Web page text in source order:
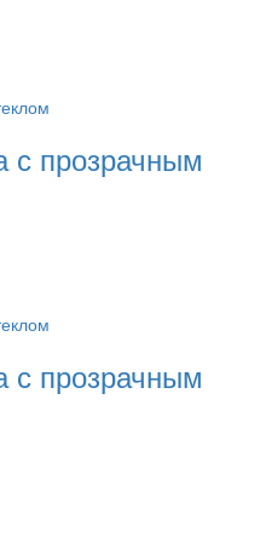
с прозрачным
с прозрачным